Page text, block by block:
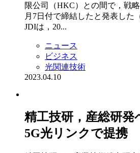
限公司（HKC）との間で，戦
月7日付で締結したと発表した
JDIは，20...
ニュース
ビジネス
光関連技術
2023.04.10
精工技研，産総研発
5G光リンクで提携